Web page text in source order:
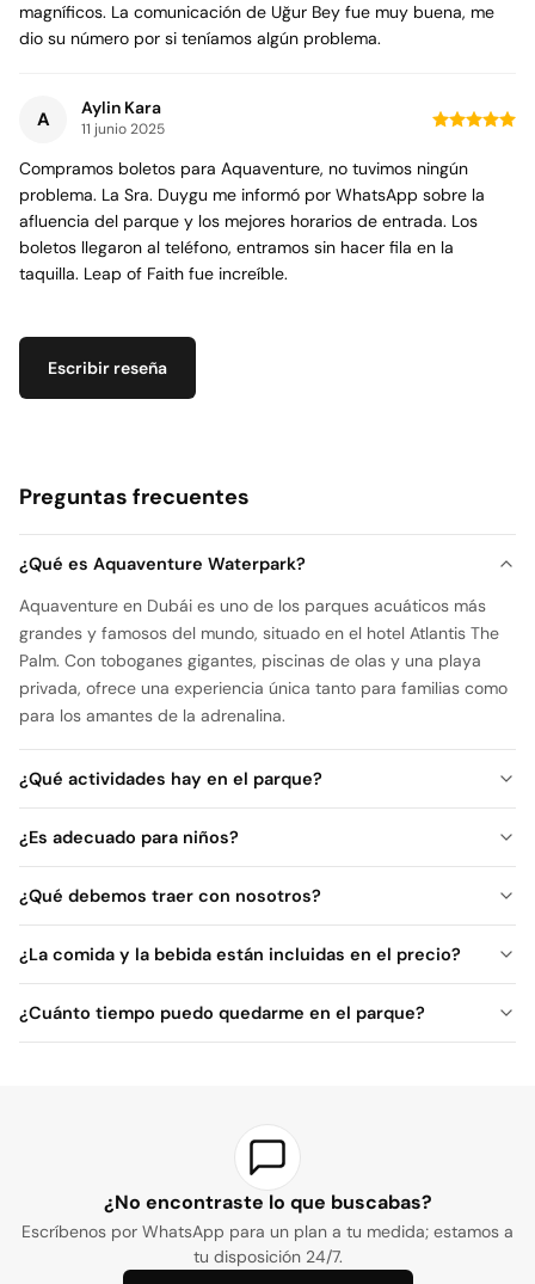
magníficos. La comunicación de Uğur Bey fue muy buena, me
dio su número por si teníamos algún problema.
A Aylin Kara
11 junio 2025
Compramos boletos para Aquaventure, no tuvimos ningún
problema. La Sra. Duygu me informó por WhatsApp sobre la
afluencia del parque y los mejores horarios de entrada. Los
boletos llegaron al teléfono, entramos sin hacer fila en la
taquilla. Leap of Faith fue increíble.
Escribir reseña
Preguntas frecuentes
¿Qué es Aquaventure Waterpark?
Aquaventure en Dubái es uno de los parques acuáticos más
grandes y famosos del mundo, situado en el hotel Atlantis The
Palm. Con toboganes gigantes, piscinas de olas y una playa
privada, ofrece una experiencia única tanto para familias como
para los amantes de la adrenalina.
¿Qué actividades hay en el parque?
¿Es adecuado para niños?
¿Qué debemos traer con nosotros?
¿La comida y la bebida están incluidas en el precio?
¿Cuánto tiempo puedo quedarme en el parque?
¿No encontraste lo que buscabas?
Escríbenos por WhatsApp para un plan a tu medida; estamos a
tu disposición 24/7.